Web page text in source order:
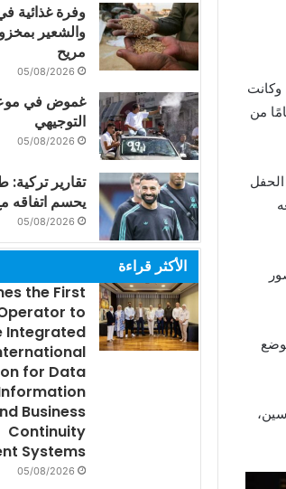
وكانت
رمزي قد أعلنتا خلعهما للحجاب بعد سنوات طويلة تجاوزت الـ 20 عامًا من
وفرة غذائية
والشعير
مريح
05/08/2026
غموض في
التوجيهي
05/08/2026
تقارير تركية:
يحسم اتفاقه
05/08/2026
الأكثر قراءة
the First
to
Integrated
for Data
Business
Continuity
Systems
05/08/2026